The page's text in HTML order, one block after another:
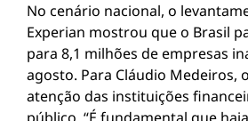
No cenário nacional, o
Experian mostrou que o Brasil
para 8,1 milhões de empresas
agosto. Para Cláudio Medeiros,
atenção das instituições